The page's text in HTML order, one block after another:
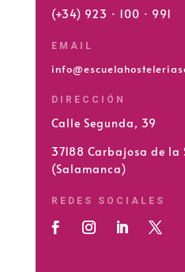
(+34) 923 · 100 · 991
EMAIL
DIRECCIÓN
Calle Segunda, 39
37188 Carbajosa de la
(Salamanca)
REDES SOCIALES